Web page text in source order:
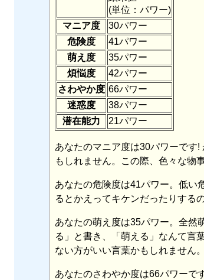
(単位：パワー)
マニア度
30パワー
危険度
41パワー
萌え度
35パワー
煩悩度
42パワー
さわやか度 66パワー
迷惑度
38パワー
潜在能力
21パワー
あなたのマニア度は30パワーです
もしれません。この際、色々な物
あなたの危険度は41パワー。低い
るとかえってキケンだったりする
あなたの萌え度は35パワー。全然
る」と書き、「萌える」なんて言
ない方がいい言葉かもしれません
あなたのさわやか度は66パワーで